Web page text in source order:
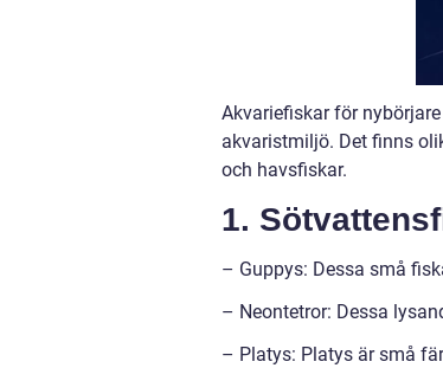
Akvariefiskar för
akvaristmiljö. Det finns
och havsfiskar.
1.
– Guppys: Dessa små
– Neontetror: Dessa
– Platys: Platys är små